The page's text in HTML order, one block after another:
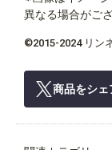
異なる場合がご
©2015-2024 リン
商品をシェ